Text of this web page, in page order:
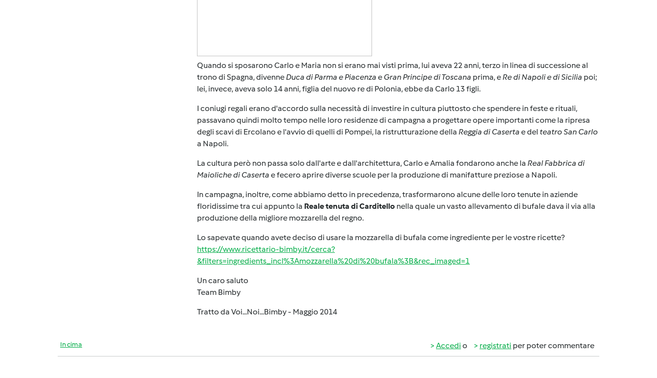
Quando si sposarono Carlo e Maria non si erano mai visti prima, lui aveva 22 anni, terzo in linea di successione al
trono di Spagna, divenneDuca di Parma e Piacenza e Gran Principe di Toscana prima, eRe di Napoli e di Sicilia poi;
lei, invece, aveva solo 14 anni, figlia del nuovo re di Polonia, ebbe da Carlo 13 figli.
I coniugi regali erano d'accordo sulla necessità di investire in cultura piuttosto che spendere in feste e rituali,
passavano quindi molto tempo nelle loro residenze di campagna a progettare opere importanti come la ripresa
degli scavi di Ercolano e l'avvio di quelli di Pompei, la ristrutturazione della Reggia di Caserta e del teatro San Carlo
a Napoli.
La cultura però non passa solo dall'arte e dall'architettura, Carlo e Amalia fondarono anche la Real Fabbrica di
Maioliche di Caserta e fecero aprire diverse scuole per la produzione di manifatture preziose a Napoli.
In campagna, inoltre, come abbiamo detto in precedenza, trasformarono alcune delle loro tenute in aziende
floridissime tra cui appunto la Reale tenuta di Carditello nella quale un vasto allevamento di bufale dava il via alla
produzione della migliore mozzarella del regno.
Lo sapevate quando avete deciso di usare la mozzarella di bufala come ingrediente per le vostre ricette?
https://www.ricettario-bimby.it/cerca?
&filters=ingredients_incl%3Amozzarella%20di%20bufala%3B&rec_imaged=1
Un caro saluto
Team Bimby
Tratto da Voi...Noi...Bimby - Maggio 2014
In cima Accedi o registrati per poter commentare